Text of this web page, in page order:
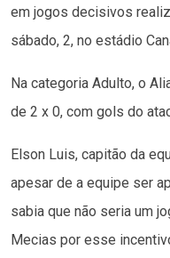
em jogos decisivos
sábado, 2, no estádio
Na categoria Adulto, o
de 2 x 0, com gols do
Elson Luis, capitão da
apesar de a equipe ser
sabia que não seria um
Mecias por esse